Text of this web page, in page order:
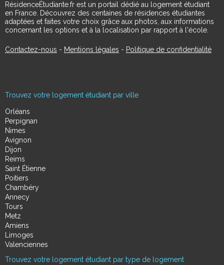
RésidenceÉtudiante.fr est un portail dédié au logement étudiant
en France. Découvrez des centaines de résidences étudiantes
adaptées et faites votre choix grâce aux photos, aux informations
concernant les options et à la localisation par rapport à l'école.
Contactez-nous - Mentions légales - Politique de confidentialité
Trouvez votre logement étudiant par ville
Orléans
Perpignan
Nimes
Avignon
Dijon
Reims
Saint Étienne
Poitiers
Chambéry
Annecy
Tours
Metz
Amiens
Limoges
Valenciennes
Trouvez votre logement étudiant par type de logement